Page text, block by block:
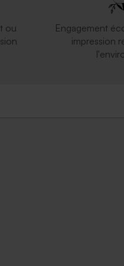
ou
Engagement
impression